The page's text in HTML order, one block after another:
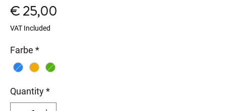
€ 25,00
VAT Included
Farbe *
Quantity*